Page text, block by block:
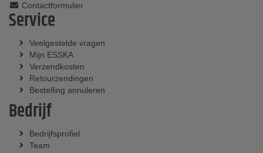
Contactformulier
Service
Veelgestelde vragen
Mijn ESSKA
Verzendkosten
Retourzendingen
Bestelling annuleren
Bedrijf
Bedrijfsprofiel
Team